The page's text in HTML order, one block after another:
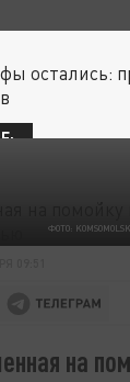
ФОТО:
на
остались: